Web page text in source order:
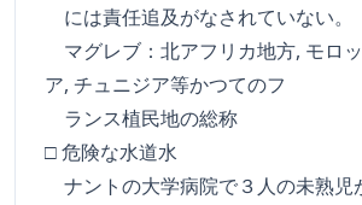
には責任追及がなされていない。
マグレブ：北アフリカ地方, モロ
ア, チュニジア等かつてのフ
ランス植民地の総称
□ 危険な水道水
ナントの大学病院で３人の未熟児